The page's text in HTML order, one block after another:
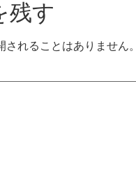
残す
されることはありません